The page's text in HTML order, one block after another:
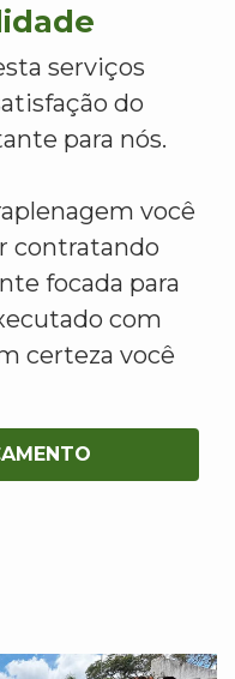
serviços
do
para nós.
você
contratando
focada para
com
certeza você